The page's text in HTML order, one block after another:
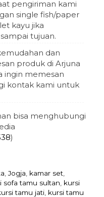
pengiriman kami
single fish/paper
kayu jika
tujuan.
dan
produk di Arjuna
ingin memesan
kontak kami untuk
bisa menghubungi
)
,Jogja kamar set
sofa tamu sultan kursi
tamu jati kursi tamu